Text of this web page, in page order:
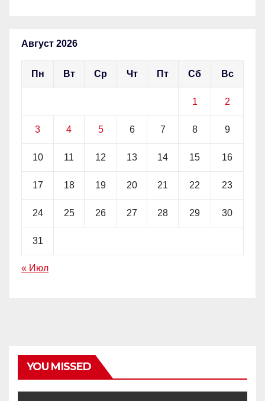
Август 2026
Пн Вт Ср Чт Пт Сб Вс
1 2
3 4 5 6 7 8 9
10 11 12 13 14 15 16
17 18 19 20 21 22 23
24 25 26 27 28 29 30
31
« Июл
YOU MISSED